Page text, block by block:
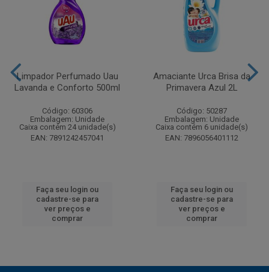
Limpador Perfumado Uau
Lavanda e Conforto 500ml
Código: 60306
Embalagem: Unidade
Caixa contém 24 unidade(s)
EAN: 7891242457041
Faça seu login ou
cadastre-se para
ver preços e
comprar
Amaciante Urca Brisa da
Primavera Azul 2L
Código: 50287
Embalagem: Unidade
Caixa contém 6 unidade(s)
EAN: 7896056401112
Faça seu login ou
cadastre-se para
ver preços e
comprar